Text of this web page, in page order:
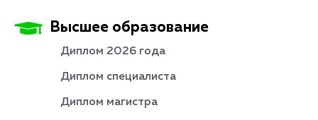
Высшее образование
Диплом 2026 года
Диплом специалиста
Диплом магистра